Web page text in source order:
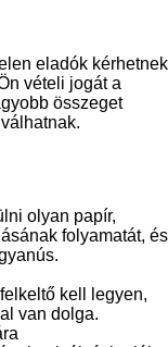
eladók kérhetnek
vételi jogát a
összeget
olyan papír,
folyamatát, és
kell legyen,
van dolga.